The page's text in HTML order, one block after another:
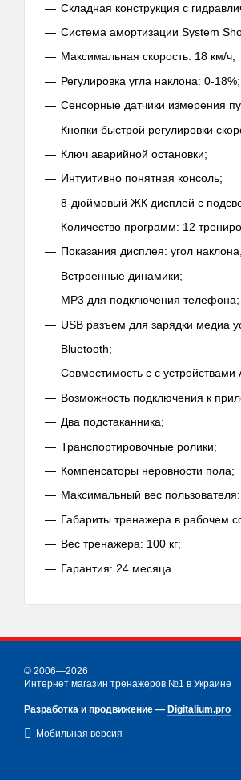
Складная конструкция с
Система амортизации System
Максимальная скорость: 18 км/ч;
Регулировка угла наклона: 0-18%;
Сенсорные датчики измерения
Кнопки быстрой регулировки
Ключ аварийной остановки;
Интуитивно понятная консоль;
8-дюймовый ЖК дисплей с
Количество программ: 12
Показания дисплея: угол
Встроенные динамики;
MP3 для подключения телефона;
USB разъем для зарядки медиа
Bluetooth;
Совместимость с с устройствами
Возможность подключения к
Два подстаканника;
Транспортировочные ролики;
Компенсаторы неровности пола;
Максимальный вес пользователя:
Габариты тренажера в рабочем
Вес тренажера: 100 кг;
Гарантия: 24 месяца.
© 2006—2026
Интернет магазин тренажеров №1 в Украине
Разработка и продвижение — Digitalium.pro
Мобильная версия